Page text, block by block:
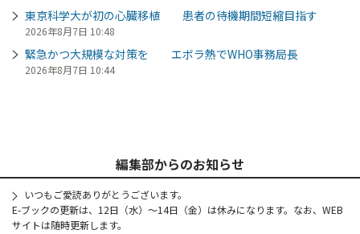
東京科学大が初の心臓移植 患者の待機期間短縮目指す
2026年8月7日 10:48
緊急かつ大規模な対策を エボラ熱でWHO事務局長
2026年8月7日 10:44
編集部からのお知らせ
いつもご愛読ありがとうございます。
E-ブックの更新は、12日（水）～14日（金）は休みになります。なお、WEB
サイトは随時更新します。